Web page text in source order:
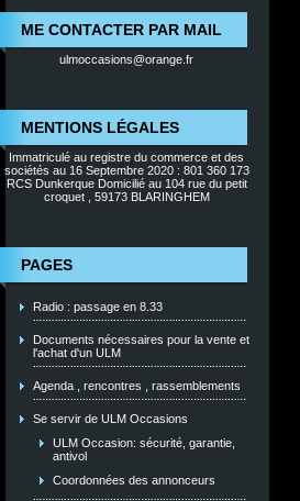
ME CONTACTER PAR MAIL
ulmoccasions@orange.fr
MENTIONS LÉGALES
Immatriculé au registre du commerce et des
sociétés au 16 Septembre 2020 : 801 360 173
RCS Dunkerque Domicilié au 104 rue du petit
croquet , 59173 BLARINGHEM
PAGES
Radio : passage en 8.33
Documents nécessaires pour la vente et
l'achat d'un ULM
Agenda , rencontres , rassemblements
Se servir de ULM Occasions
ULM Occasion: sécurité, garantie,
antivol
Coordonnées des annonceurs